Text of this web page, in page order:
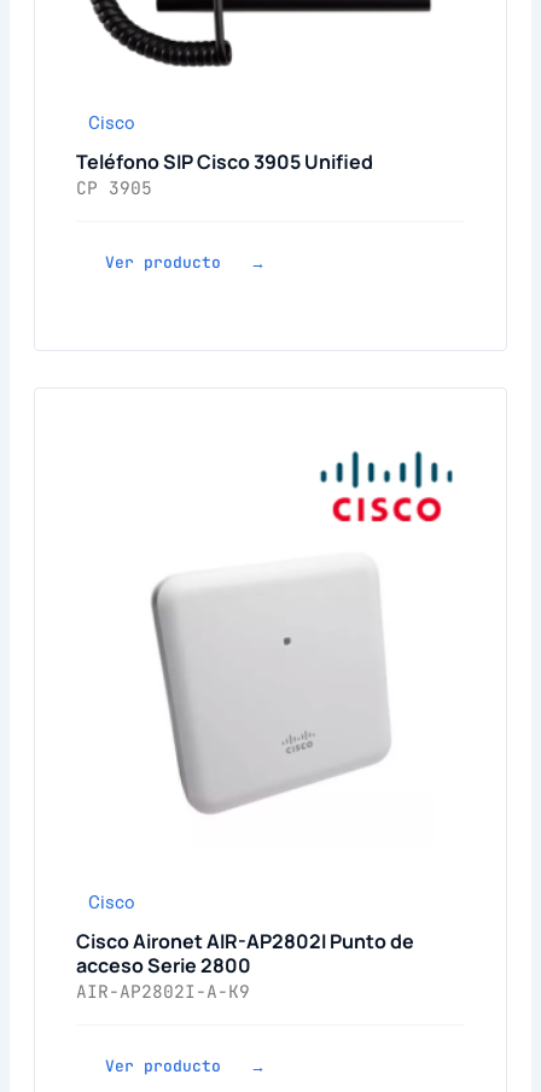
Cisco
Teléfono SIP Cisco 3905 Unified
CP 3905
Ver producto →
Cisco
Cisco Aironet AIR-AP2802I Punto de
acceso Serie 2800
AIR-AP2802I-A-K9
Ver producto →